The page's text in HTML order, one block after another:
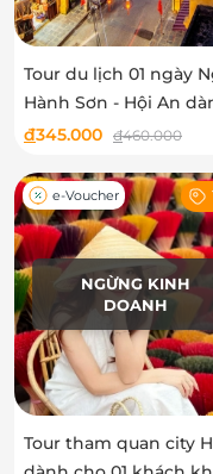
Tour du lịch 01 ngày
Hành Sơn - Hội An
cho 01 khách
đ345.000 đ460.000
NGỪNG KINH
DOANH
e-Voucher
Tour tham quan city